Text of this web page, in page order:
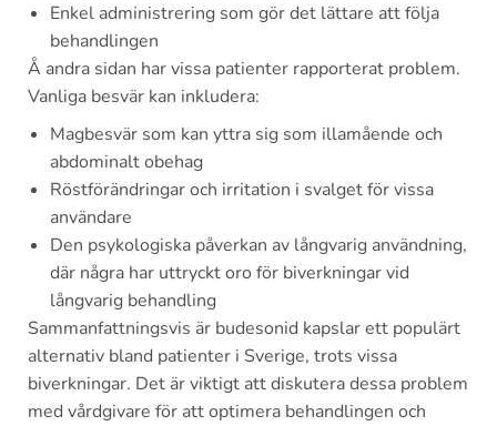
Enkel administrering som gör det lättare att följa
behandlingen
Å andra sidan har vissa patienter rapporterat problem.
Vanliga besvär kan inkludera:
Magbesvär som kan yttra sig som illamående och
abdominalt obehag
Röstförändringar och irritation i svalget för vissa
användare
Den psykologiska påverkan av långvarig användning,
där några har uttryckt oro för biverkningar vid
långvarig behandling
Sammanfattningsvis är budesonid kapslar ett populärt
alternativ bland patienter i Sverige, trots vissa
biverkningar. Det är viktigt att diskutera dessa problem
med vårdgivare för att optimera behandlingen och